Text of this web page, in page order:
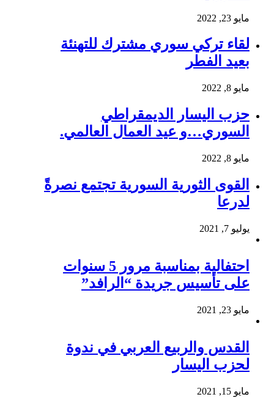
مايو 23, 2022
لقاء تركي سوري مشترك للتهنئة
بعيد الفطر
مايو 8, 2022
حزب اليسار الديمقراطي
السوري…و عيد العمال العالمي.
مايو 8, 2022
القوى الثورية السورية تجتمع نصرةً
لدرعا
يوليو 7, 2021
احتفالية بمناسبة مرور 5 سنوات
على تأسيس جريدة “الرافد”
مايو 23, 2021
القدس والربيع العربي في ندوة
لحزب اليسار
مايو 15, 2021